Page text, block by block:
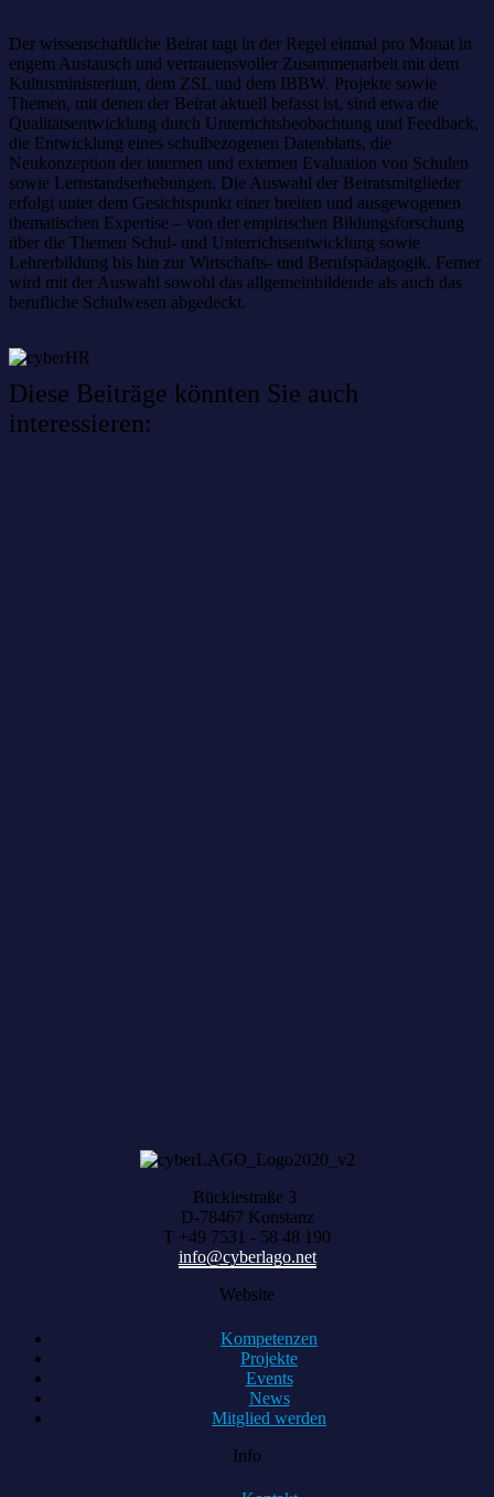
Der wissenschaftliche Beirat tagt in der Regel einmal pro Monat in
engem Austausch und vertrauensvoller Zusammenarbeit mit dem
Kultusministerium, dem ZSL und dem IBBW. Projekte sowie
Themen, mit denen der Beirat aktuell befasst ist, sind etwa die
Qualitätsentwicklung durch Unterrichtsbeobachtung und Feedback,
die Entwicklung eines schulbezogenen Datenblatts, die
Neukonzeption der internen und externen Evaluation von Schulen
sowie Lernstandserhebungen. Die Auswahl der Beiratsmitglieder
erfolgt unter dem Gesichtspunkt einer breiten und ausgewogenen
thematischen Expertise – von der empirischen Bildungsforschung
über die Themen Schul- und Unterrichtsentwicklung sowie
Lehrerbildung bis hin zur Wirtschafts- und Berufspädagogik. Ferner
wird mit der Auswahl sowohl das allgemeinbildende als auch das
berufliche Schulwesen abgedeckt.
Diese Beiträge könnten Sie auch
interessieren:
Bücklestraße 3
D-78467 Konstanz
T +49 7531 - 58 48 190
info@cyberlago.net
Website
Kompetenzen
Projekte
Events
News
Mitglied werden
Info